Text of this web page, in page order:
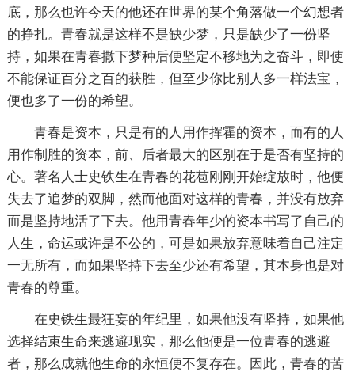
底，那么也许今天的他还在世界的某个角落做一个幻想者
的挣扎。青春就是这样不是缺少梦，只是缺少了一份坚
持，如果在青春撒下梦种后便坚定不移地为之奋斗，即使
不能保证百分之百的获胜，但至少你比别人多一样法宝，
便也多了一份的希望。
青春是资本，只是有的人用作挥霍的资本，而有的人
用作制胜的资本，前、后者最大的区别在于是否有坚持的
心。著名人士史铁生在青春的花苞刚刚开始绽放时，他便
失去了追梦的双脚，然而他面对这样的青春，并没有放弃
而是坚持地活了下去。他用青春年少的资本书写了自己的
人生，命运或许是不公的，可是如果放弃意味着自己注定
一无所有，而如果坚持下去至少还有希望，其本身也是对
青春的尊重。
在史铁生最狂妄的年纪里，如果他没有坚持，如果他
选择结束生命来逃避现实，那么他便是一位青春的逃避
者，那么成就他生命的永恒便不复存在。因此，青春的苦